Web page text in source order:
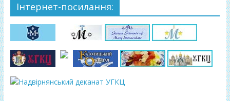
Інтернет-посилання: